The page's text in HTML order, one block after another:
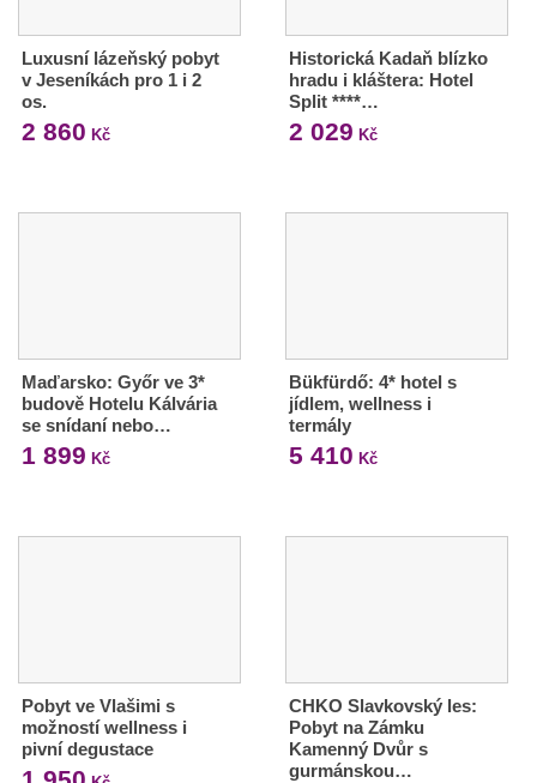
Luxusní lázeňský pobyt
v Jeseníkách pro 1 i 2
os.
2 860 Kč
Historická Kadaň blízko
hradu i kláštera: Hotel
Split ****…
2 029 Kč
Maďarsko: Győr ve 3*
budově Hotelu Kálvária
se snídaní nebo…
1 899 Kč
Bükfürdő: 4* hotel s
jídlem, wellness i
termály
5 410 Kč
Pobyt ve Vlašimi s
možností wellness i
pivní degustace
CHKO Slavkovský les:
Pobyt na Zámku
Kamenný Dvůr s
gurmánskou…